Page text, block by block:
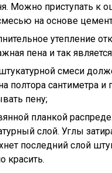
Можно приступать к
на основе
утепление
пена и так
смеси
полтора сантиметра и
пену;
планкой
слой. Углы
последний слой
красить.